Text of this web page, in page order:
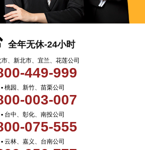
全年无休-24小时
市、新北市、宜兰、花莲公司
449-999
▪ 桃园、新竹、苗栗公司
003-007
▪ 台中、彰化、南投公司
075-555
▪ 云林、嘉义、台南公司